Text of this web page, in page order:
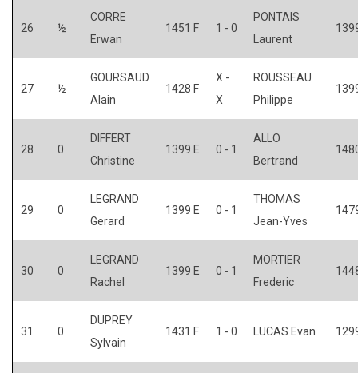
26 ½
CORRE
Erwan
1451 F 1 - 0
PONTAIS
Laurent
27 ½
GOURSAUD
Alain
1428 F
X -
X
ROUSSEAU
Philippe
28 0
DIFFERT
Christine
1399 E 0 - 1
ALLO
Bertrand
29 0
LEGRAND
Gerard
1399 E 0 - 1
THOMAS
Jean-Yves
30 0
LEGRAND
Rachel
1399 E 0 - 1
MORTIER
Frederic
31 0
DUPREY
Sylvain
1431 F 1 - 0 LUCAS Evan